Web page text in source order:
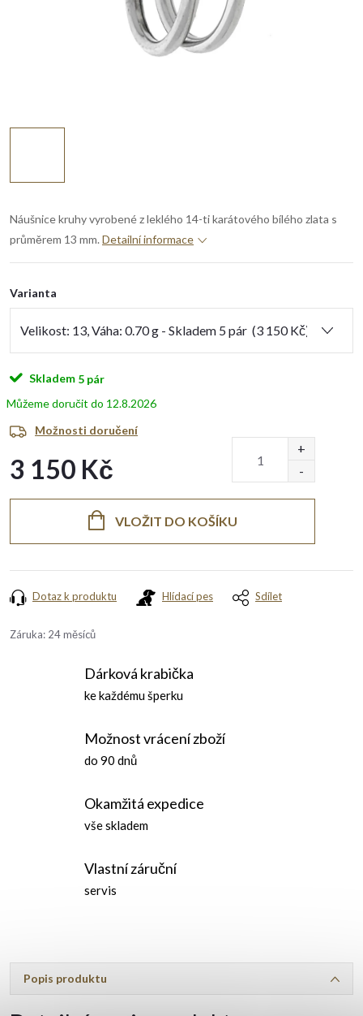
Náušnice kruhy vyrobené z leklého 14-ti karátového bílého zlata s
průměrem 13 mm. Detailní informace
Varianta
Skladem 5 pár
12.8.2026
Možnosti doručení
3 150 Kč
VLOŽIT DO KOŠÍKU
Dotaz k produktu Hlídací pes Sdílet
Záruka: 24 měsíců
Dárková krabička
ke každému šperku
Možnost vrácení zboží
do 90 dnů
Okamžitá expedice
vše skladem
Vlastní záruční
servis
Popis produktu